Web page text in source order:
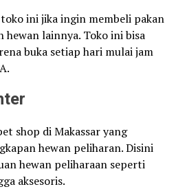
ini jika ingin membeli pakan
hewan lainnya. Toko ini bisa
buka setiap hari mulai jam
shop di Makassar yang
hewan peliharan. Disini
hewan peliharaan seperti
aksesoris.